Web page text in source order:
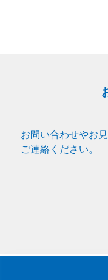
お問い合わせやお
ご連絡ください。